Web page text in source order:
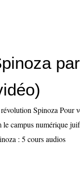
par
Spinoza Pour
le campus numérique
: 5 cours audios